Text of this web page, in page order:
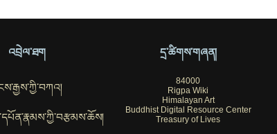
འབྲེལ་ཐག དྲ་ཚིགས་གཞན།
84000
Rigpa Wiki
Himalayan Art
Buddhist Digital Resource Center
Treasury of Lives